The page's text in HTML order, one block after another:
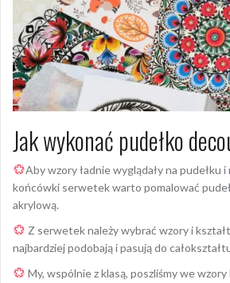
Jak wykonać pudełko
Aby wzory ładnie wyglądały na pudełku i
końcówki serwetek warto pomalować
akrylową.
Z serwetek należy wybrać wzory i
najbardziej podobają i pasują do
My, wspólnie z klasą, poszliśmy we